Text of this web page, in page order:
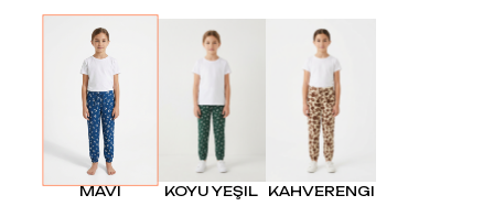
MAVI KOYU YEŞIL KAHVERENGI